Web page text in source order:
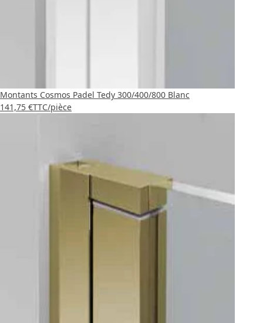
Montants Cosmos Padel Tedy 300/400/800 Blanc
141,75 €TTC/pièce